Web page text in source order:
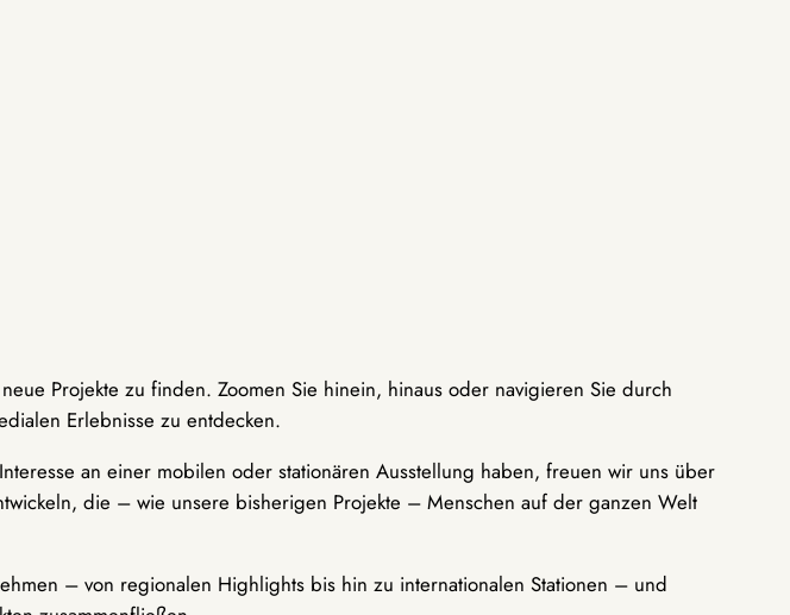
Projekte zu finden. Zoomen Sie hinein, hinaus oder navigieren Sie durch
Erlebnisse zu entdecken.
an einer mobilen oder stationären Ausstellung haben, freuen wir uns über
die – wie unsere bisherigen Projekte – Menschen auf der ganzen Welt
– von regionalen Highlights bis hin zu internationalen Stationen – und